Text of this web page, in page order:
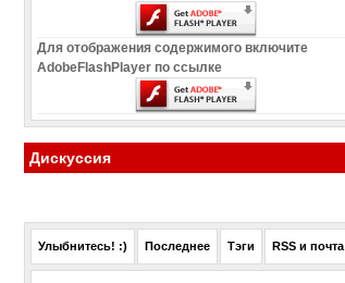
Для отображения содержимого включите
AdobeFlashPlayer по ссылке
Дискуссия
Улыбнитесь! :) Последнее Тэги RSS и почта